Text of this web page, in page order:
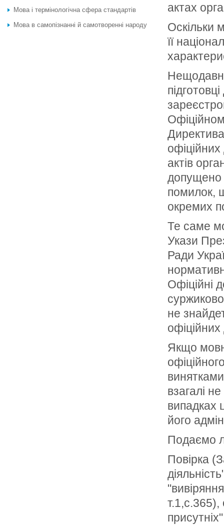
актах
Оскільки
її
актів
допущено
помилок,
окремих
Те саме
Укази
Ради
Офіційні
не
Якщо
взагалі
випадках
його
Подаємо
Повірка
т.1,с.365),
Мова і термінологічна сфера стандартів
Мова в самопізнанні й самотворенні народу